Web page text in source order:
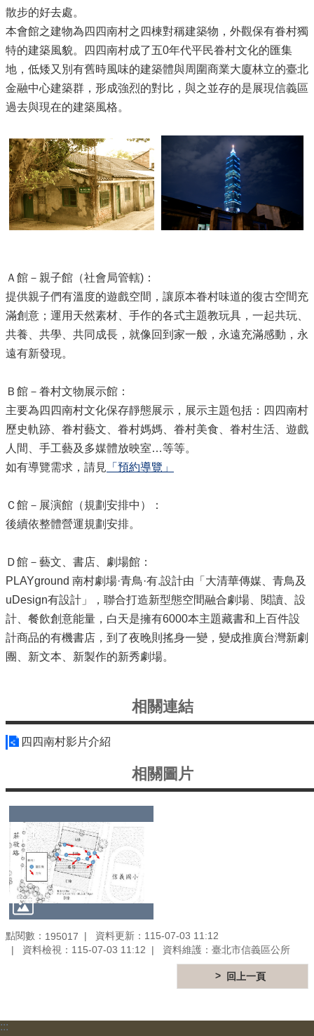
件
政
府
資
公
開
里
資
訊
防
救
專
區
-
The
Information
of
Disaster
觀
光
休
閒
開
資
訊
專
無
障
礙
專
區
網
個
人
電
子
公
告
欄
散步的好去處。
本會館之建物為四四南村之四棟對稱建築物，外觀保有眷村獨
特的建築風貌。四四南村成了五0年代平民眷村文化的匯集
地，低矮又別有舊時風味的建築體與周圍商業大廈林立的臺北
金融中心建築群，形成強烈的對比，與之並存的是展現信義區
過去與現在的建築風格。
Ａ館－親子館（社會局管轄)：
提供親子們有溫度的遊戲空間，讓原本眷村味道的復古空間充
滿創意；運用天然素材、手作的各式主題教玩具，一起共玩、
共養、共學、共同成長，就像回到家一般，永遠充滿感動，永
遠有新發現。
Ｂ館－眷村文物展示館：
主要為四四南村文化保存靜態展示，展示主題包括：四四南村
歷史軌跡、眷村藝文、眷村媽媽、眷村美食、眷村生活、遊戲
人間、手工藝及多媒體放映室…等等。
如有導覽需求，請見 「預約導覽」
Ｃ館－展演館（規劃安排中）：
後續依整體營運規劃安排。
Ｄ館－藝文、書店、劇場館：
PLAYground 南村劇場·青鳥·有.設計由「大清華傳媒、青鳥及
uDesign有設計」，聯合打造新型態空間融合劇場、閱讀、設
計、餐飲創意能量，白天是擁有6000本主題藏書和上百件設
計商品的有機書店，到了夜晚則搖身一變，變成推廣台灣新劇
團、新文本、新製作的新秀劇場。
相關連結
四四南村影片介紹
相關圖片
點閱數： 195017
資料更新：115-07-03 11:12
資料檢視：115-07-03 11:12
資料維護：臺北市信義區公所
回上一頁
:::